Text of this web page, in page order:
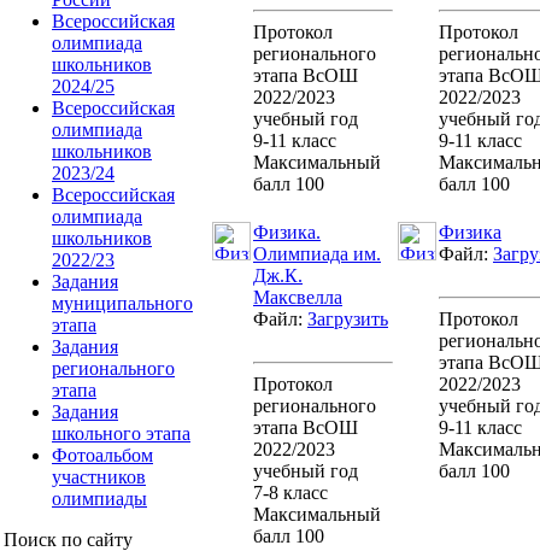
Всероссийская
олимпиада
школьников
2024/25
Всероссийская
олимпиада
школьников
2023/24
Всероссийская
олимпиада
школьников
2022/23
Задания
муниципального
этапа
Задания
регионального
этапа
Задания
школьного этапа
Фотоальбом
участников
олимпиады
Поиск по сайту
Протокол
регионального
этапа ВсОШ
2022/2023
учебный год
9-11 класс
Максимальный
балл 100
Протокол
этапа
2022/2023
учебный
9-11 класс
балл 100
Физика.
Олимпиада им.
Дж.К.
Максвелла
Файл: Загрузить
Протокол
регионального
этапа ВсОШ
2022/2023
учебный год
7-8 класс
Максимальный
балл 100
Физика
Файл:
Протокол
этапа
2022/2023
учебный
9-11 класс
балл 100